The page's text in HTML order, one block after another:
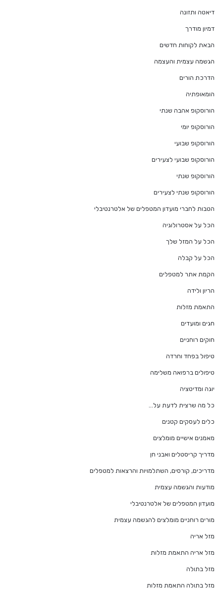
דיאטה ותזונה
דמיון מודרך
הבאת לקוחות חדשים
הגשמה עצמית והעצמה
הדרכת הורים
הומאופתיה
הורוסקופ אהבה שנתי
הורוסקופ יומי
הורוסקופ שבועי
הורוסקופ שבועי לצעירים
הורוסקופ שנתי
הורוסקופ שנתי לצעירים
הטבות לחברי מועדון המטפלים של אלטרנטיבלי
הכל על אסטרולוגיה
הכל על המזל שלך
הכל על קבלה
הקמת אתר למטפלים
הריון ולידה
התאמת מזלות
חגים ומועדים
חוקים רוחניים
טיפול בפחד וחרדה
טיפולים ברפואה משלימה
יוגה ומדיטציה
כל מה שרצית לדעת על…
כלים לעסקים קטנים
מאמנים אישיים מומלצים
מדריך קריסטלים ואבני חן
מדריכים, קורסים, השתלמויות והרצאות למטפלים
מודעות והגשמה עצמית
מועדון המטפלים של אלטרנטיבלי
מורים רוחניים מומלצים להגשמה עצמית
מזל אריה
מזל אריה התאמת מזלות
מזל בתולה
מזל בתולה התאמת מזלות